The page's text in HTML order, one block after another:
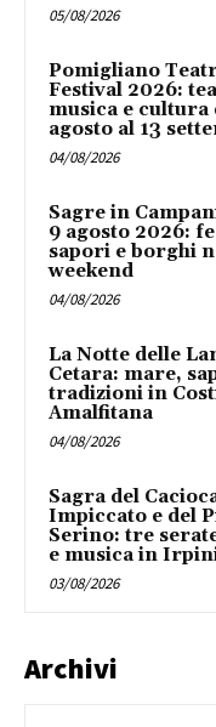
05/08/2026
Pomigliano
Festival 2026:
musica e cultura
agosto al 13
04/08/2026
Sagre in
9 agosto 2026:
sapori e borghi
weekend
04/08/2026
La Notte delle
Cetara: mare,
tradizioni in
Amalfitana
04/08/2026
Sagra del
Impiccato e del
Serino: tre
e musica in
03/08/2026
Archivi